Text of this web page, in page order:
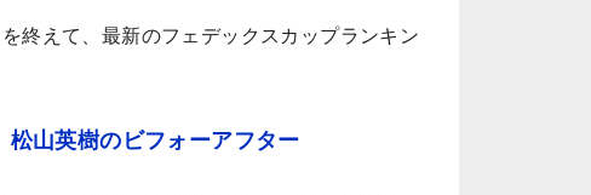
終えて、最新のフェデックスカップランキン
山英樹のビフォーアフター